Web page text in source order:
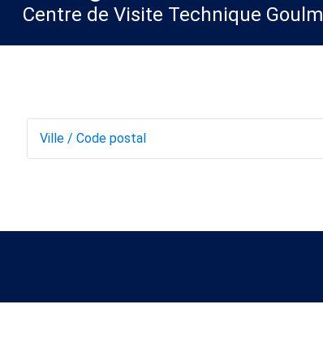
Centre de Visite Technique